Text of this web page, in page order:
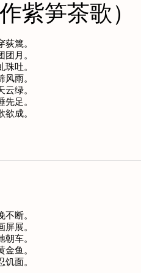
紫笋茶歌）
篾。
月。
吐。
雨。
绿。
足。
断。
展。
车。
鱼。